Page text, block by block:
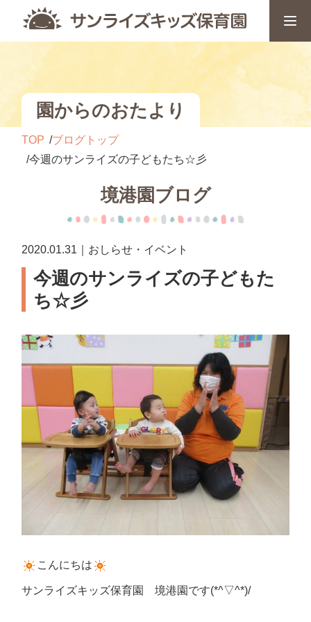
園からのおたより
TOP
ブログトップ
今週のサンライズの子どもたち☆彡
境港園ブログ
2020.01.31｜おしらせ・イベント
今週のサンライズの子どもた
ち☆彡
こんにちは
サンライズキッズ保育園 境港園です(*^▽^*)/